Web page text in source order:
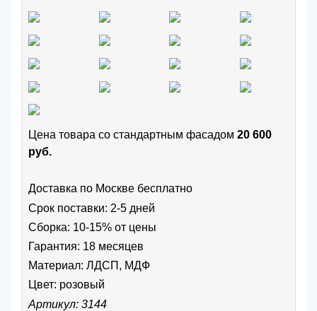
Цена товара cо стандартным фасадом 20 600
руб.
Доставка по Москве бесплатно
Срок поставки: 2-5 дней
Сборка: 10-15% от цены
Гарантия: 18 месяцев
Материал: ЛДСП, МДФ
Цвет: розовый
Артикул: 3144